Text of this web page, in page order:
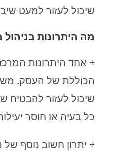
שיכול לעזור למעט
מה היתרונות
+ אחד היתרונות
הכוללת של העסק.
שיכול לעזור להבטיח
כל בעיה או חוסר
+ יתרון חשוב נוסף